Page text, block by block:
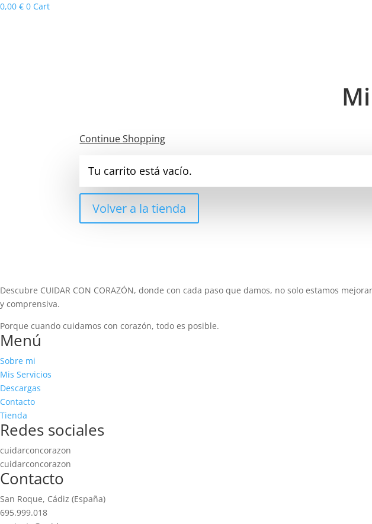
0,00 € 0 Cart
Continue Shopping
Tu carrito está vacío.
Volver a la tienda
Descubre CUIDAR CON CORAZÓN, donde con cada paso que damos, no solo estamos
y comprensiva.
Porque cuando cuidamos con corazón, todo es posible.
Menú
Sobre mi
Mis Servicios
Descargas
Contacto
Tienda
Redes sociales
cuidarconcorazon
cuidarconcorazon
Contacto
San Roque, Cádiz (España)
695.999.018